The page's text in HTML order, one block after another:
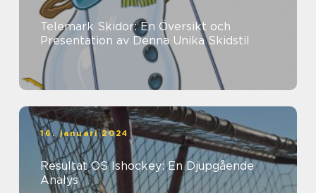
Telemark Skidor: En Översikt och
Presentation av Denna Unika Skidstil
16. januari 2024
Resultat OS Ishockey: En Djupgående
Analys